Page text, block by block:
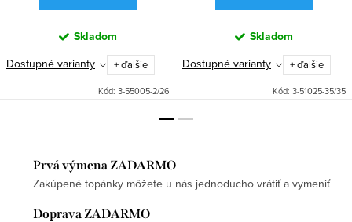
Skladom
Dostupné varianty + ďalšie
Kód: 3-55005-2/26
Skladom
Dostupné varianty + ďalšie
Kód: 3-51025-35/35
Prvá výmena ZADARMO
Zakúpené topánky môžete u nás jednoducho vrátiť a vymeniť
Doprava ZADARMO